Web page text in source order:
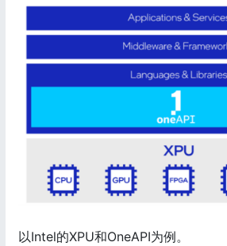
以Intel的XPU和OneAPI为例。